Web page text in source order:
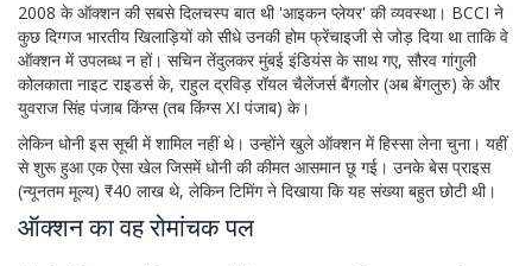
2008 के ऑक्शन की सबसे दिलचस्प बात थी 'आइकन प्लेयर' की व्यवस्था। BCCI ने
कुछ दिग्गज भारतीय खिलाड़ियों को सीधे उनकी होम फ्रेंचाइजी से जोड़ दिया था ताकि वे
ऑक्शन में उपलब्ध न हों। सचिन तेंदुलकर मुंबई इंडियंसके साथ गए, सौरव गांगुली
कोलकाता नाइट राइडर्सके, राहुल द्रविड़ रॉयल चैलेंजर्स बैंगलोर(अब बेंगलुरु) के और
युवराज सिंह पंजाब किंग्स(तब किंग्स XI पंजाब) के।
लेकिन धोनी इस सूची में शामिल नहीं थे। उन्होंने खुले ऑक्शन में हिस्सा लेना चुना। यहीं
से शुरू हुआ एक ऐसा खेल जिसमें धोनी की कीमत आसमान छू गई। उनके बेस प्राइस
(न्यूनतम मूल्य) ₹40 लाख थे, लेकिन टिमिंग ने दिखाया कि यह संख्या बहुत छोटी थी।
ऑक्शन का वह रोमांचक पल